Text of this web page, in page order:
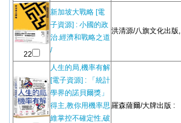
22
新加坡大戰略 [電
子資源] : 小國的政
治.經濟和戰略之道
/
洪清源/八旗文化出版,
人生的局,機率有解
[電子資源] : 「統計
學界的諾貝爾獎」
得主,教你用機率思
維掌控不確定性,破
羅森薩爾/大牌出版 :